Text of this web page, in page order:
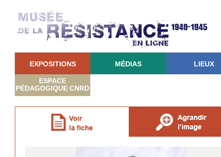
EXPOSITIONS MÉDIAS LIEUX
ESPACE
PÉDAGOGIQUE CNRD